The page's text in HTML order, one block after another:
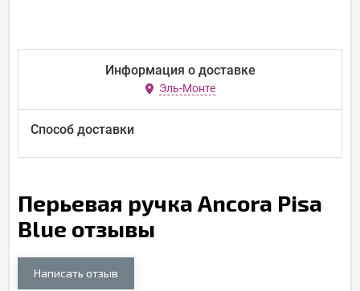
Информация о доставке
Эль-Монте
Способ доставки
Перьевая ручка Ancora Pisa
Blue отзывы
Написать отзыв